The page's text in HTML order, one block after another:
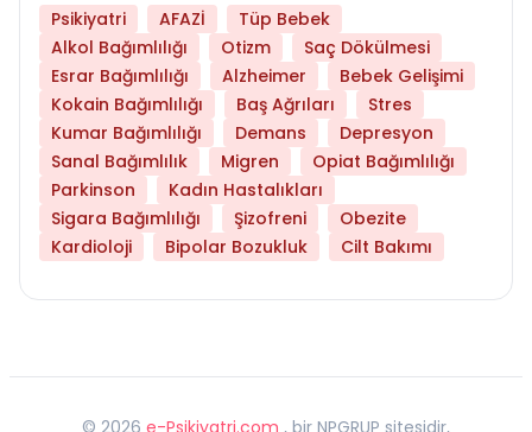
Psikiyatri AFAZİ
Tüp Bebek
Alkol Bağımlılığı
Otizm
Saç Dökülmesi
Esrar Bağımlılığı
Alzheimer
Bebek Gelişimi
Kokain Bağımlılığı
Baş Ağrıları
Stres
Kumar Bağımlılığı
Demans
Depresyon
Sanal Bağımlılık
Migren
Opiat Bağımlılığı
Parkinson
Kadın Hastalıkları
Sigara Bağımlılığı
Şizofreni
Obezite
Kardioloji
Bipolar Bozukluk Cilt Bakımı
© 2026 e-Psikiyatri.com , bir NPGRUP sitesidir,